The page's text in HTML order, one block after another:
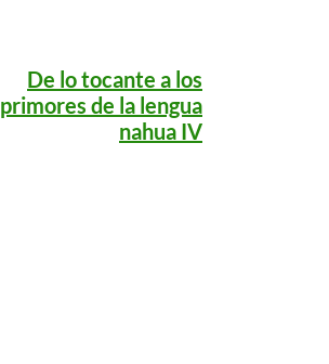
De lo tocante a los
primores de la lengua
nahua IV